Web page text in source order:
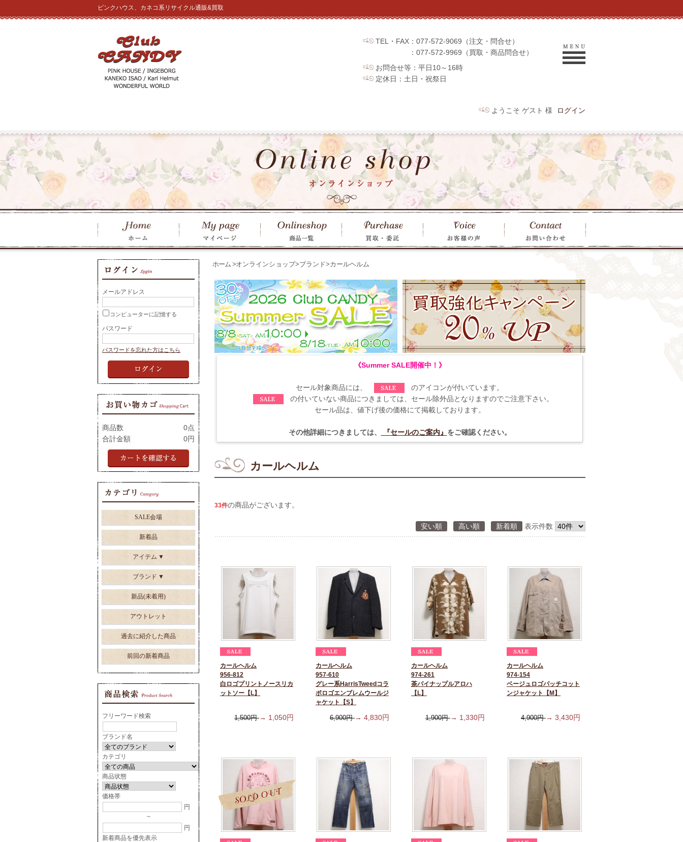
ピンクハウス、カネコ系リサイクル通販&買取
TEL・FAX：077-572-9069（注文・問合せ）
：077-572-9969（買取・商品問合せ）
お問合せ等：平日10～16時
定休日：土日・祝祭日
ようこそ ゲスト 様 ログイン
ホーム >オンラインショップ>ブランド>カールヘルム
《Summer SALE開催中！》
セール対象商品には、
のアイコンが付いています。
の付いていない商品につきましては、セール除外品となりますのでご注意下さい。
セール品は、値下げ後の価格にて掲載しております。
その他詳細につきましては、 『セールのご案内』 をご確認ください。
カールヘルム
33件の商品がございます。
安い順 高い順 新着順 表示件数
カールヘルム
956-812
白ロゴプリントノースリカ
ットソー【L】
1,500円→ 1,050円
カールヘルム
957-610
グレー系HarrisTweedコラ
ボロゴエンブレムウールジ
ャケット【S】
6,900円→ 4,830円
カールヘルム
974-261
茶パイナップルアロハ
【L】
1,900円→ 1,330円
カールヘルム
974-154
ベージュロゴパッチコット
ンジャケット【M】
4,900円→ 3,430円
メールアドレス
コンピューターに記憶する
パスワード
パスワードを忘れた方はこちら
商品数
0点
合計金額
0円
SALE会場
新着品
アイテム
ブランド
新品(未着用)
アウトレット
過去に紹介した商品
前回の新着商品
フリーワード検索
ブランド名
カテゴリ
商品状態
価格帯
円
~
円
新着商品を優先表示